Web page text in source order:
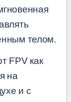
телом.
FPV как
на
и с